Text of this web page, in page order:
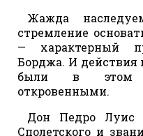
Жажда
стремление
— характерный
Борджа. И действия
были в этом
откровенными.
Дон Педро Луис
Сполетского и